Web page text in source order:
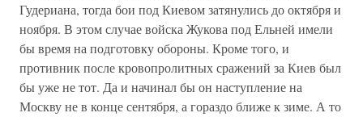
Гудериана, тогда бои под Киевом затянулись до октября и
ноября. В этом случае войска Жукова под Ельней имели
бы время на подготовку обороны. Кроме того, и
противник после кровопролитных сражений за Киев был
бы уже не тот. Да и начинал бы он наступление на
Москву не в конце сентября, а гораздо ближе к зиме. А то